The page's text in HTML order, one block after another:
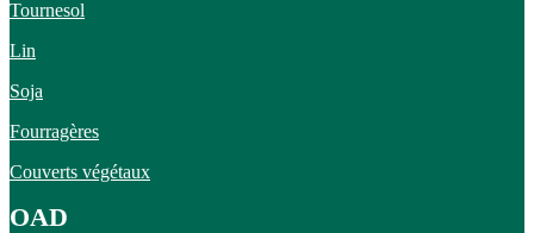
Tournesol
Lin
Soja
Fourragères
Couverts végétaux
OAD